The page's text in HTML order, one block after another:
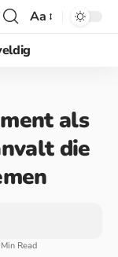
Aa
als
die
Read